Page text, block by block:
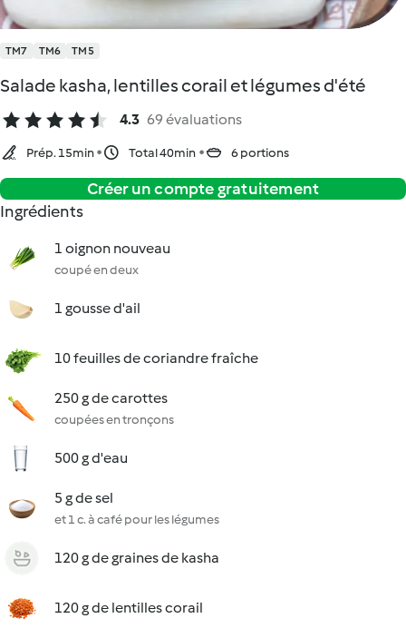
TM7 TM6 TM5
Salade kasha, lentilles corail et légumes d'été
4.3 69 évaluations
Prép. 15min Total 40min 6 portions
Créer un compte gratuitement
Ingrédients
1 oignon nouveau
coupé en deux
1 gousse d'ail
10 feuilles de coriandre fraîche
250 g de carottes
coupées en tronçons
500 g d'eau
5 g de sel
et 1 c. à café pour les légumes
120 g de graines de kasha
120 g de lentilles corail